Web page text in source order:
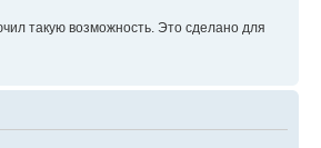
такую возможность. Это сделано для